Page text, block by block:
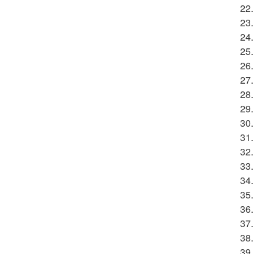
22.
23.
24.
25.
26.
27.
28.
29.
30.
31.
32.
33.
34.
35.
36.
37.
38.